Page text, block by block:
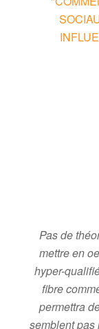
Pas de
mettre en
hyper-
fibre
permettra
semblent pas